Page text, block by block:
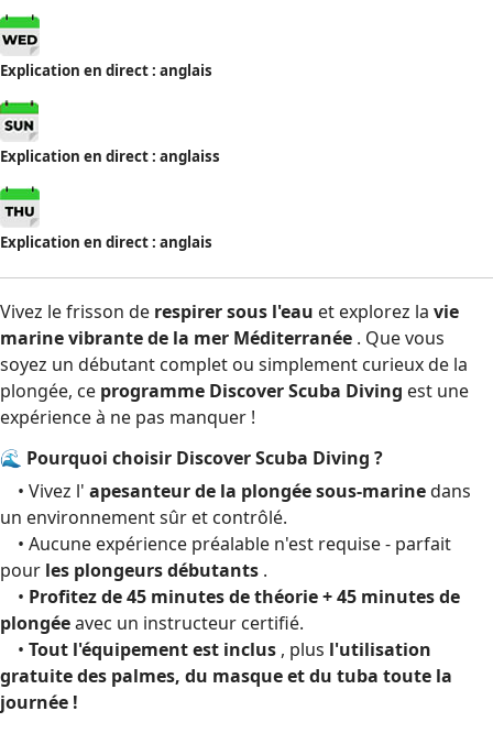
Explication en direct : anglais
Explication en direct : anglaiss
Explication en direct : anglais
Vivez le frisson de respirer sous l'eau et explorez la vie
marine vibrante de la mer Méditerranée . Que vous
soyez un débutant complet ou simplement curieux de la
plongée, ce programme Discover Scuba Diving est une
expérience à ne pas manquer !
🌊 Pourquoi choisir Discover Scuba Diving ?
• Vivez l' apesanteur de la plongée sous-marinedans
un environnement sûr et contrôlé.
• Aucune expérience préalable n'est requise - parfait
pour les plongeurs débutants .
• Profitez de 45 minutes de théorie + 45 minutes de
plongéeavec un instructeur certifié.
• Tout l'équipement est inclus , plus l'utilisation
gratuite des palmes, du masque et du tuba toute la
journée !